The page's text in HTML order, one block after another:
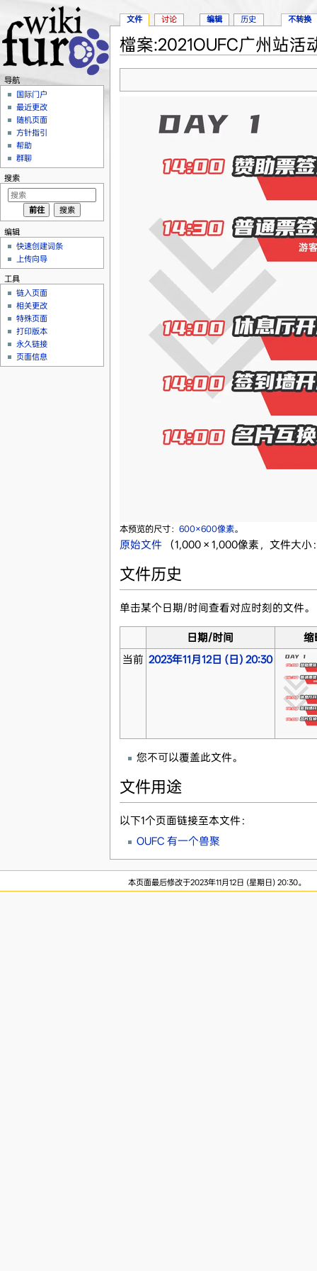
檔案:2021OUFC广州站活
本预览的尺寸： 600×600像素。
原始文件‎ （1,000 × 1,000像素，文件大
文件历史
单击某个日期/时间查看对应时刻的文件。
日期/时间
缩
当前 2023年11月12日 (日) 20:30
您不可以覆盖此文件。
文件用途
以下1个页面链接至本文件：
OUFC 有一个兽聚
文件 讨论 编辑 历史 不转换
导航
国际门户
最近更改
随机页面
方针指引
帮助
群聊
搜索
编辑
快速创建词条
上传向导
工具
链入页面
相关更改
特殊页面
打印版本
永久链接
页面信息
本页面最后修改于2023年11月12日 (星期日) 20:30。